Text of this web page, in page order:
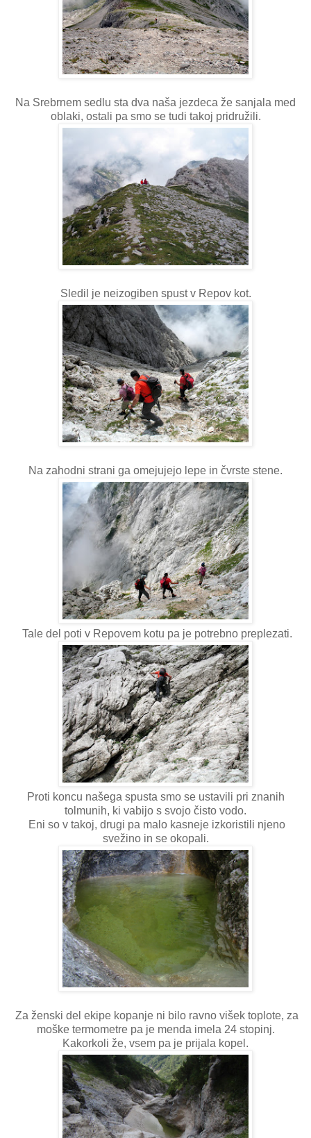
Na Srebrnem sedlu sta dva naša jezdeca že sanjala med
oblaki, ostali pa smo se tudi takoj pridružili.
Sledil je neizogiben spust v Repov kot.
Na zahodni strani ga omejujejo lepe in čvrste stene.
Tale del poti v Repovem kotu pa je potrebno preplezati.
Proti koncu našega spusta smo se ustavili pri znanih
tolmunih, ki vabijo s svojo čisto vodo.
Eni so v takoj, drugi pa malo kasneje izkoristili njeno
svežino in se okopali.
Za ženski del ekipe kopanje ni bilo ravno višek toplote, za
moške termometre pa je menda imela 24 stopinj.
Kakorkoli že, vsem pa je prijala kopel.